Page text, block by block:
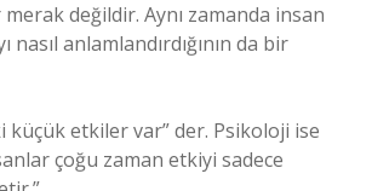
değildir. Aynı zamanda insan
nasıl anlamlandırdığının da bir
küçük etkiler var” der. Psikoloji ise
çoğu zaman etkiyi sadece